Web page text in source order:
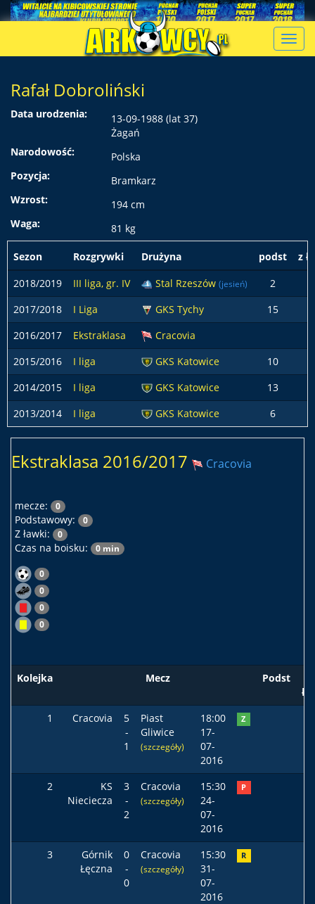
Rafał Dobroliński
Data urodzenia:
13-09-1988 (lat 37)
Żagań
Narodowość:
Polska
Pozycja:
Bramkarz
Wzrost:
194 cm
Waga:
81 kg
Sezon Rozgrywki Drużyna podst
z
2018/2019
III liga, gr. IV Stal Rzeszów (jesień) 2
2017/2018
I Liga GKS Tychy
15
2016/2017
Ekstraklasa
Cracovia
2015/2016
I liga GKS Katowice
10
2014/2015
I liga GKS Katowice 13
2013/2014
I liga GKS Katowice 6
Ekstraklasa 2016/2017 Cracovia
mecze: 0
Podstawowy: 0
Z ławki: 0
Czas na boisku: 0 min
0
0
0
0
Kolejka Mecz Podst
1
Cracovia
5
-
1
Piast
Gliwice
(szczegóły)
18:00
17-
07-
2016
Z
2
KS
Nieciecza
3
-
2
Cracovia
(szczegóły)
15:30
24-
07-
2016
P
3
Górnik
Łęczna
0
-
0
Cracovia
(szczegóły)
15:30
31-
07-
2016
R